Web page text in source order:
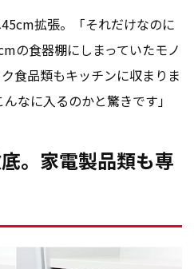
拡張。「それだけなのに
の食器棚にしまっていたモノ
食品類もキッチンに収まりま
なに入るのかと驚きです」
。家電製品類も専